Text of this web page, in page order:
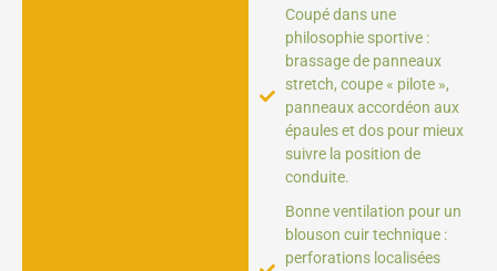
Coupé dans une
philosophie sportive :
brassage de panneaux
stretch, coupe « pilote »,
panneaux accordéon aux
épaules et dos pour mieux
suivre la position de
conduite.
Bonne ventilation pour un
blouson cuir technique :
perforations localisées